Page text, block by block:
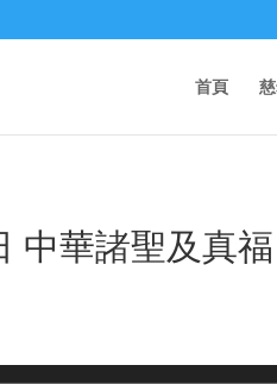
首頁
中華諸聖及真